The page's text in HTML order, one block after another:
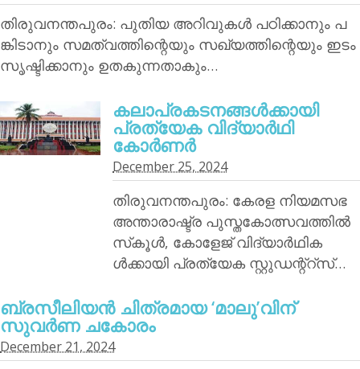
തിരുവനന്തപുരം: പുതിയ അറിവുകള്‍ പഠിക്കാനും പ
ങ്കിടാനും സമത്വത്തിന്റെയും സഖ്യത്തിന്റെയും ഇടം
സൃഷ്ടിക്കാനും ഉതകുന്നതാകും…
കലാപ്രകടനങ്ങള്‍ക്കായി
പ്രത്യേക വിദ്യാര്‍ഥി
കോര്‍ണര്‍
December 25, 2024
തിരുവനന്തപുരം: കേരള നിയമസഭ
അന്താരാഷ്ട്ര പുസ്തകോത്സവത്തില്‍
സ്‌കൂള്‍, കോളേജ് വിദ്യാര്‍ഥിക
ള്‍ക്കായി പ്രത്യേക സ്റ്റുഡന്റ്‌റ്‌സ്…
ബ്രസീലിയന്‍ ചിത്രമായ ‘മാലു’വിന്
സുവര്‍ണ ചകോരം
December 21, 2024